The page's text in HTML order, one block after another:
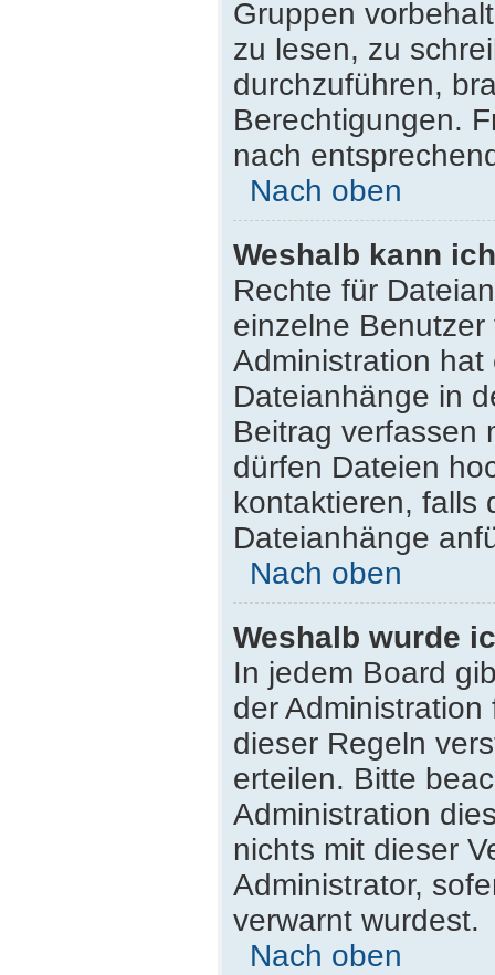
Gruppen
zu lesen, zu
durchzuführen,
Berechtigungen.
nach
Nach oben
Weshalb kann
Rechte für
einzelne
Administration
Dateianhänge in
Beitrag verfassen
dürfen Dateien
kontaktieren, falls
Dateianhänge
Nach oben
Weshalb wurde
In jedem Board
der
dieser Regeln
erteilen. Bitte
Administration
nichts mit dieser
Administrator,
verwarnt wurdest.
Nach oben